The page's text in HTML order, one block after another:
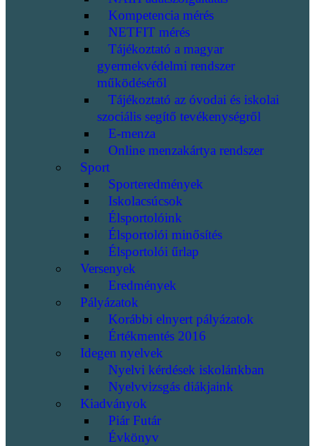
Kompetencia mérés
NETFIT mérés
Tájékoztató a magyar
gyermekvédelmi rendszer
működéséről
Tájékoztató az óvodai és iskolai
szociális segítő tevékenységről
E-menza
Online menzakártya rendszer
Sport
Sporteredmények
Iskolacsúcsok
Élsportolóink
Élsportolói minősítés
Élsportolói űrlap
Versenyek
Eredmények
Pályázatok
Korábbi elnyert pályázatok
Értékmentés 2016
Idegen nyelvek
Nyelvi kérdések iskolánkban
Nyelvvizsgás diákjaink
Kiadványok
Piár Futár
Évkönyv